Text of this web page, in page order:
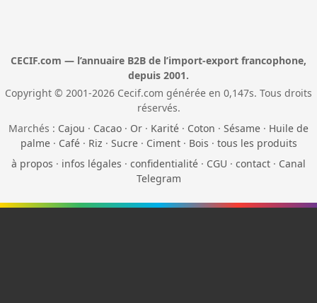
CECIF.com — l’annuaire B2B de l’import-export francophone,
depuis 2001.
Copyright © 2001-2026 Cecif.com générée en 0,147s. Tous droits
réservés.
Marchés : Cajou · Cacao · Or · Karité · Coton · Sésame · Huile de
palme· Café· Riz · Sucre· Ciment· Bois · tous les produits
à propos · infos légales · confidentialité · CGU · contact · Canal
Telegram